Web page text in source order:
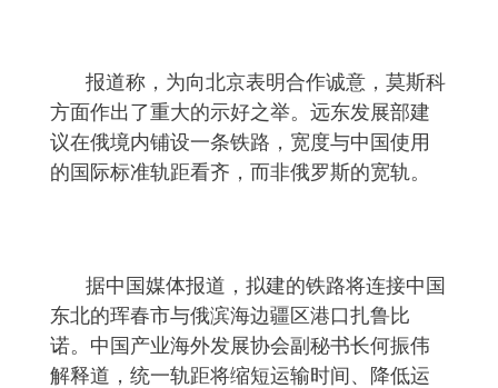
报道称，为向北京表明合作诚意，莫斯科
方面作出了重大的示好之举。远东发展部建
议在俄境内铺设一条铁路，宽度与中国使用
的国际标准轨距看齐，而非俄罗斯的宽轨。
据中国媒体报道，拟建的铁路将连接中国
东北的珲春市与俄滨海边疆区港口扎鲁比
诺。中国产业海外发展协会副秘书长何振伟
解释道，统一轨距将缩短运输时间、降低运